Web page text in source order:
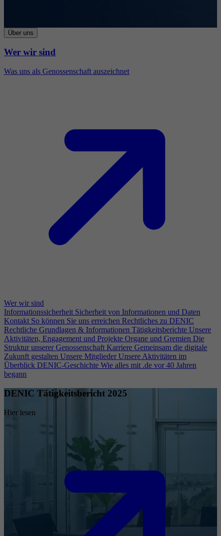
Über uns
Wer wir sind
Was uns als Genossenschaft auszeichnet
Wer wir sind
Informationssicherheit Sicherheit von Informationen und Daten
Kontakt So können Sie uns erreichen Rechtliches zu DENIC
Rechtliche Grundlagen & Informationen Tätigkeitsberichte Unsere
Aktivitäten, Engagement und Projekte Organe und Gremien Die
Struktur unserer Genossenschaft Karriere Gemeinsam die digitale
Zukunft gestalten Unsere Mitglieder Unsere Aktivitäten im
Überblick DENIC-Geschichte Wie alles mit .de vor 40 Jahren
begann
DENIC Tätigkeitsbericht 2025
Hier lesen